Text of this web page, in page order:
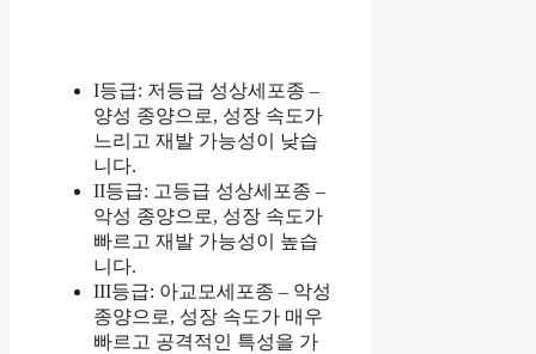
I등급: 저등급 성상세포종 –
양성 종양으로, 성장 속도가
느리고 재발 가능성이 낮습
니다.
II등급: 고등급 성상세포종 –
악성 종양으로, 성장 속도가
빠르고 재발 가능성이 높습
니다.
III등급: 아교모세포종 – 악성
종양으로, 성장 속도가 매우
빠르고 공격적인 특성을 가